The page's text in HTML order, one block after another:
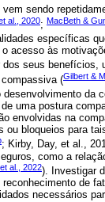
vem sendo
al., 2020; MacBeth &
específicas
acesso às
dos seus benefícios,
(Gilbert &
da
uma postura
envolvidas na
bloqueios para
; Kirby, Day, et al.,
como a
al., 2022). Investigar
de
necessários